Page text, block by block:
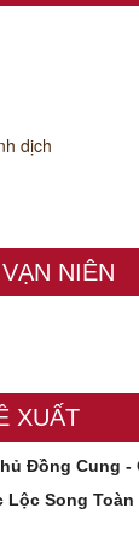
dịch
NIÊN
XUẤT
Đồng Cung -
Lộc Song Toàn